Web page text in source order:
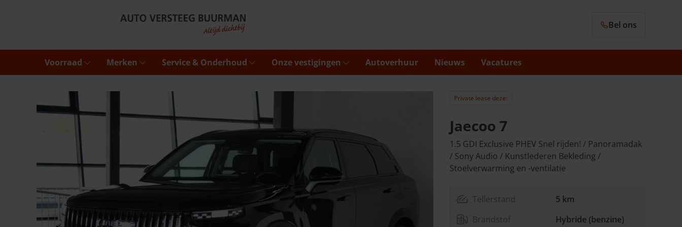
Bel ons
Voorraad Merken Service & Onderhoud Onze vestigingen Autoverhuur Nieuws Vacatures
Private lease deze:
Jaecoo 7
1.5 GDI Exclusive PHEV Snel rijden! / Panoramadak
/ Sony Audio / Kunstlederen Bekleding /
Stoelverwarming en -ventilatie
Tellerstand
5 km
Brandstof
Hybride (benzine)